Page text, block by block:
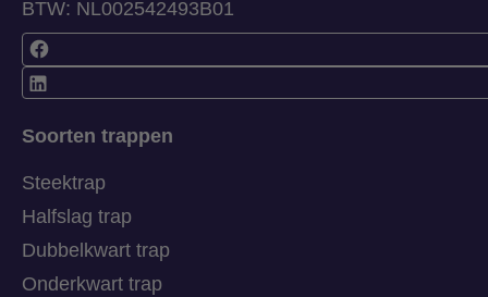
Soorten trappen
Steektrap
Halfslag trap
Dubbelkwart trap
Onderkwart trap
BTW: NL002542493B01